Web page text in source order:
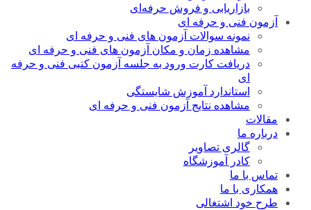
بازاریابی و فروش حرفه‌ای
آزمون فنی و حرفه ای
نمونه سوالات آزمون های فنی و حرفه ای
مشاهده زمان و مکان آزمون های فنی و حرفه ای
دریافت کارت ورود به جلسه آزمون کتبی فنی و حرفه
ای
استاندارد آموزش شایستگی
مشاهده نتایج آزمون فنی و حرفه ای
مقالات
درباره ما
گالری تصاویر
کادر آموزشگاه
تماس با ما
همکاری با ما
طرح خود اشتغالی